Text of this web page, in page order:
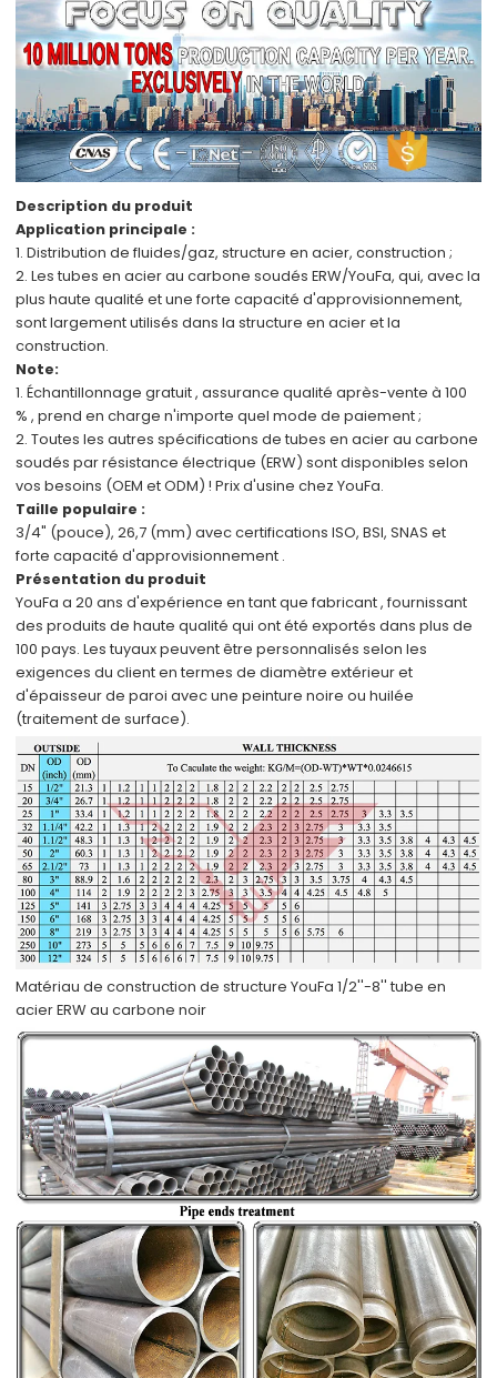
Description du produit
Application principale :
1. Distribution de fluides/gaz, structure en acier,construction ;
2. Les tubes en acier au carbone soudés ERW/YouFa,qui, avecla
plus haute qualité etune forte capacité d'approvisionnement,
sontlargement utilisés dans la structure en acieretla
construction.
Note:
1. Échantillonnagegratuit, assurance qualité après-venteà 100
% , prend en charge n'importe quel mode de paiement;
2.Toutes les autres spécifications detubes en acier au carbone
soudés par résistance électrique (ERW) sont disponibles selon
vos besoins (OEM et ODM) ! Prix d'usine chez YouFa.
Taille populaire :
3/4" (pouce), 26,7 (mm) avec certificationsISO, BSI, SNAS et
forte capacité d'approvisionnement .
Présentation du produit
YouFa a20 ans d'expérience en tant que fabricant, fournissant
des produits de haute qualité qui ont étéexportés dans plus de
100 pays.Les tuyaux peuvent être personnalisésselonles
exigences du clienten termes de diamètre extérieur et
d'épaisseur de paroi avecune peinture noire ou huilée
(traitement de surface).
Matériau de construction de structure YouFa 1/2''-8'' tube en
acier ERW au carbone noir